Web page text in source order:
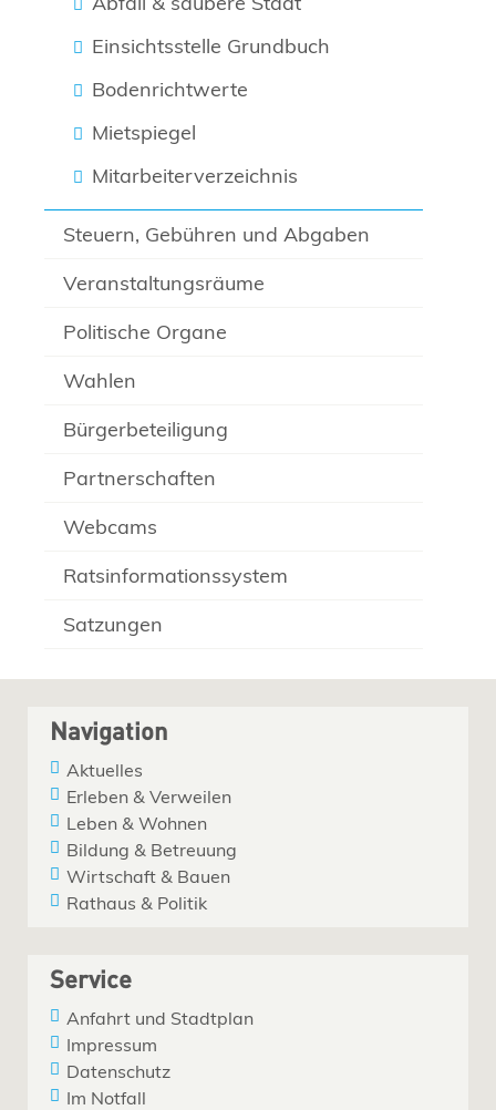
Einsichtsstelle Grundbuch
Bodenrichtwerte
Mietspiegel
Mitarbeiterverzeichnis
Steuern, Gebühren und Abgaben
Veranstaltungsräume
Politische Organe
Wahlen
Bürgerbeteiligung
Partnerschaften
Webcams
Ratsinformationssystem
Satzungen
Navigation
Aktuelles
Erleben & Verweilen
Leben & Wohnen
Bildung & Betreuung
Wirtschaft & Bauen
Rathaus & Politik
Service
Anfahrt und Stadtplan
Impressum
Datenschutz
Im Notfall